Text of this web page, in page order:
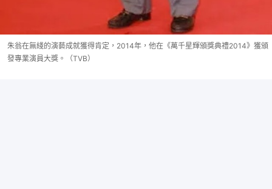
朱翁在無綫的演藝成就獲得肯定，2014年，他在《萬千星輝頒獎典禮2014》獲頒
發專業演員大獎。（TVB）